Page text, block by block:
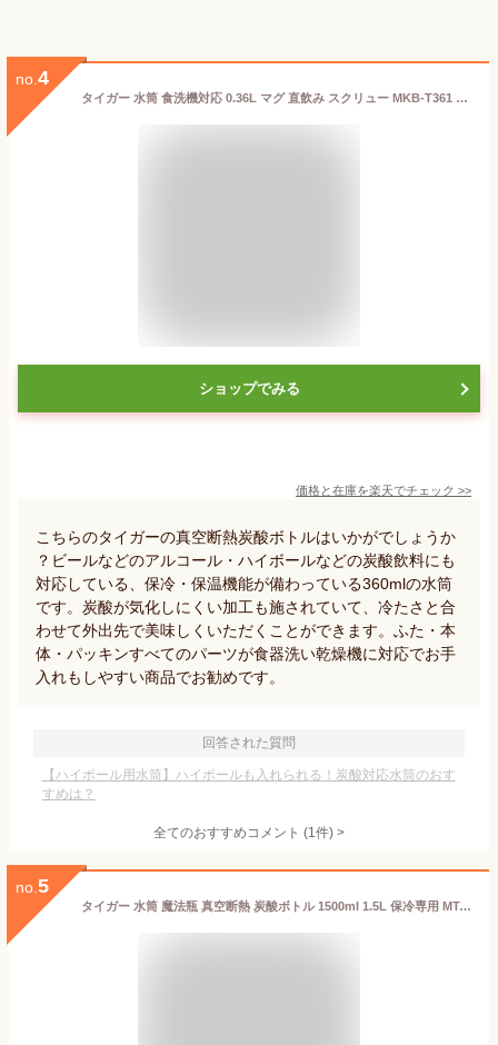
no. 4
タイガー 水筒 食洗機対応 0.36L マグ 直飲み スクリュー MKB-T361 保冷 保温 子供 ビール ハイボール 炭酸飲料 スポーツドリンク 魔法瓶 真空断熱炭酸ボトル
ショップでみる
価格と在庫を楽天でチェック >>
こちらのタイガーの真空断熱炭酸ボトルはいかがでしょうか
？ビールなどのアルコール・ハイボールなどの炭酸飲料にも
対応している、保冷・保温機能が備わっている360mlの水筒
です。炭酸が気化しにくい加工も施されていて、冷たさと合
わせて外出先で美味しくいただくことができます。ふた・本
体・パッキンすべてのパーツが食器洗い乾燥機に対応でお手
入れもしやすい商品でお勧めです。
回答された質問
【ハイボール用水筒】ハイボールも入れられる！炭酸対応水筒のおす
すめは？
全てのおすすめコメント (1件) >
no. 5
タイガー 水筒 魔法瓶 真空断熱 炭酸ボトル 1500ml 1.5L 保冷専用 MTA-T15 スポーツドリンク対応 炭酸飲料 ビール ステンレス 炭酸 保冷ボトル/